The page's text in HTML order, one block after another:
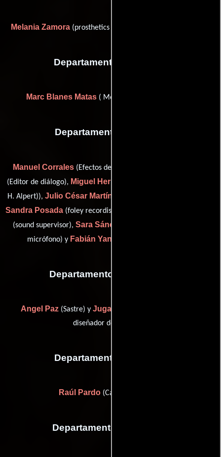
Melania Zamora(prosthetics and makeup department head)
Departamento de musica
Marc Blanes Matas ( Mezclador de banda sonora)
Departamento de sonido
Manuel Corrales (Efectos de sala (Foley)),
(Editor de diálogo), Miguel Herrera
H. Alpert)), Julio César Martín Rodríguez
Sandra Posada(foley recordist & editor),
(sound supervisor), Sara Sánchez Gancedo
micrófono) y Fabián Yanes
Departamento de vestuario
Angel Paz (Sastre) y Jugatx Urabayen
diseñador de vestuario)
Departamento de reparto
Raúl Pardo(Casting de extras)
Departamento de editorial